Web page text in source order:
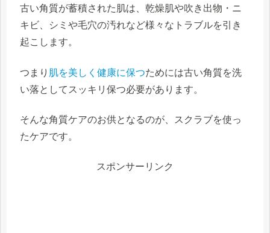
古い角質が蓄積された肌は、 乾燥肌や吹き出物・ニ
キビ、シミや毛穴の汚れなど様々なトラブルを引き
起こします。
つまり 肌を美しく健康に保つためには古い角質を洗
い落としてスッキリ保つ必要があります。
そんな角質ケアのお供となるのが、スクラブを使っ
たケアです。
スポンサーリンク